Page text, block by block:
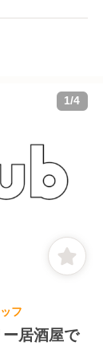
1/4
フ
居酒屋で